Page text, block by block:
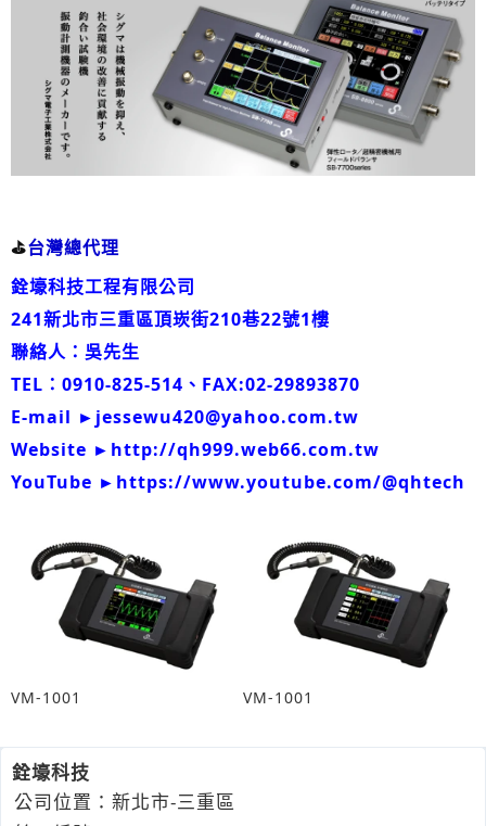
⛳️台灣總代理
銓壕科技工程有限公司
241新北市三重區頂崁街210巷22號1樓
聯絡人：吳先生
TEL：0910-825-514、FAX:02-29893870
E-mail ►jessewu420@yahoo.com.tw
Website ► http://qh999.web66.com.tw
YouTube ► https://www.youtube.com/@qhtech
VM-1001 VM-1001
銓壕科技
公司位置：新北市-三重區